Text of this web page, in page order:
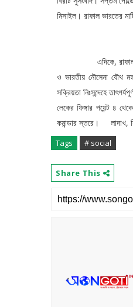
মিসাইল। রাফাল ভারতের
এদিকে, রাফাল ভারতে
ও ভারতীয় নৌসেনা যৌথ
সক্রিয়তা নিঃসন্দেহে
লেকের ফিঙ্গার পয়েন্ট ৪
কমান্ডার স্তরে। লাদাখ,
Tags # social
Share This